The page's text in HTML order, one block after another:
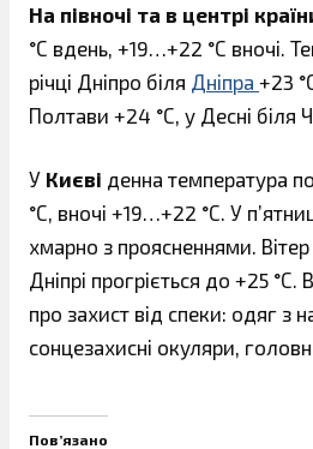
На півночі та в центрі
°С вдень, +19…+22 °С вночі.
річці Дніпро біля Дніпра +23
Полтави +24 °С, у Десні біля
У Києві денна температура
°С, вночі +19…+22 °С. У
хмарно з проясненнями.
Дніпрі прогріється до +25 °С.
про захист від спеки: одяг з
сонцезахисні окуляри,
Пов’язано